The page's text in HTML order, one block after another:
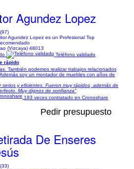
Agundez Lopez
(Vizcaya) 48013
Teléfono validado
rápido
También podemos realizar trabajos relacionados
soy un montador de muebles con años de
serios y eficientes. Fueron muy rápidos, además de
Muy dignos de confianza"
183 veces contratado en Cronoshare
Pedir presupuesto
De Enseres